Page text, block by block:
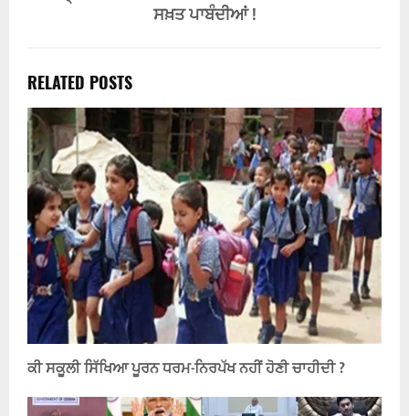
ਸਖ਼ਤ ਪਾਬੰਦੀਆਂ !
RELATED POSTS
ਕੀ ਸਕੂਲੀ ਸਿੱਖਿਆ ਪੂਰਨ ਧਰਮ-ਨਿਰਪੱਖ ਨਹੀਂ ਹੋਣੀ ਚਾਹੀਦੀ ?